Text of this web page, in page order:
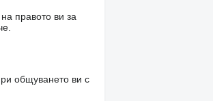
правото ви за
общуването ви с